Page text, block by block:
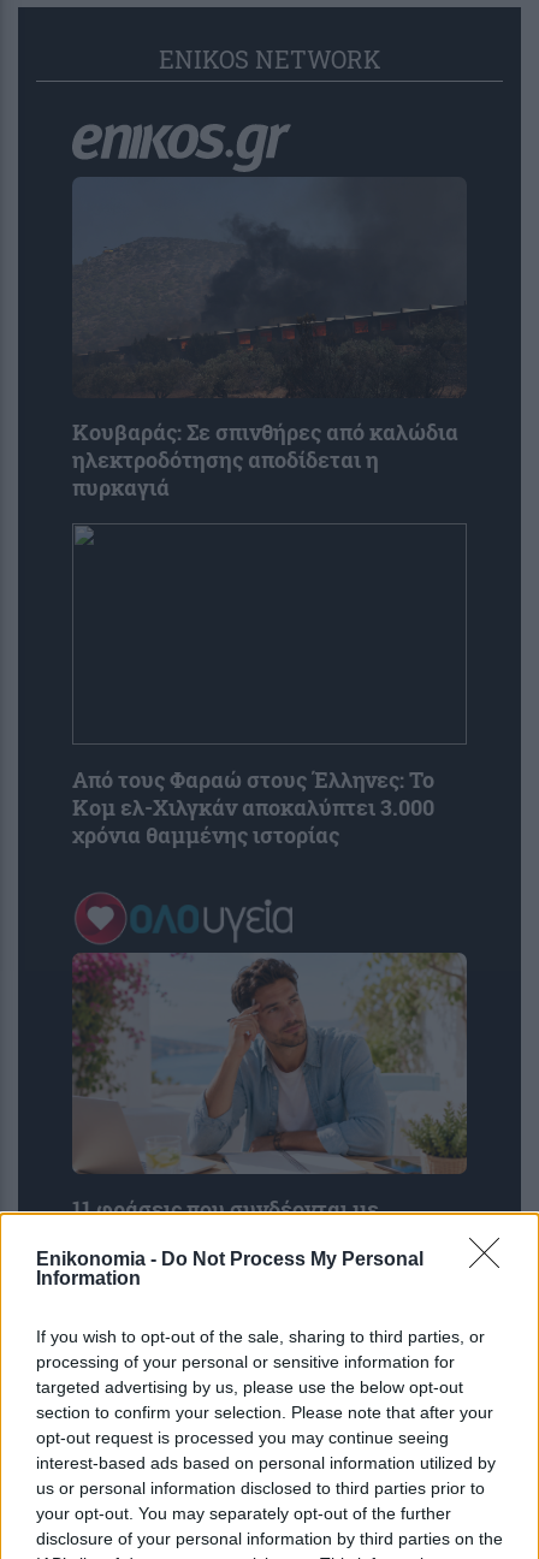
Enikonomia - Do Not Process My Personal
Information
If you wish to opt-out of the sale, sharing to third parties, or
processing of your personal or sensitive information for
targeted advertising by us, please use the below opt-out
section to confirm your selection. Please note that after your
opt-out request is processed you may continue seeing
interest-based ads based on personal information utilized by
us or personal information disclosed to third parties prior to
your opt-out. You may separately opt-out of the further
disclosure of your personal information by third parties on the
ENIKOS NETWORK
Κουβαράς: Σε σπινθήρες από καλώδια
ηλεκτροδότησης αποδίδεται η
πυρκαγιά
Από τους Φαραώ στους Έλληνες: Το
Κομ ελ-Χιλγκάν αποκαλύπτει 3.000
χρόνια θαμμένης ιστορίας
11 φράσεις που συνδέονται με
«losers»